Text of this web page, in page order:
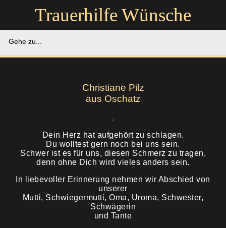
Gehe zu...
Soforthilfe
Abschied
Ruhestätten
Kontakt
Trauerhilfe Wünsche
Christiane Pilz
aus Oschatz
Dein Herz hat aufgehört zu schlagen.
Du wolltest gern noch bei uns sein.
Schwer ist es für uns, diesen Schmerz zu tragen,
denn ohne Dich wird vieles anders sein.
In liebevoller Erinnerung nehmen wir Abschied von
unserer
Mutti, Schwiegermutti, Oma, Uroma, Schwester,
Schwägerin
und Tante